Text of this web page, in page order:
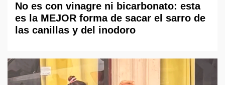
No es con vinagre ni bicarbonato: esta
es la MEJOR forma de sacar el sarro de
las canillas y del inodoro